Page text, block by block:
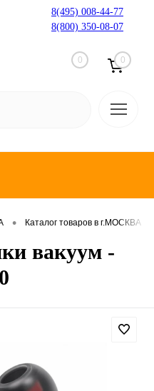
8(495) 008-44-77
8(800) 350-08-07
0 0
• Каталог товаров в г.МОСКВА
вакуум -